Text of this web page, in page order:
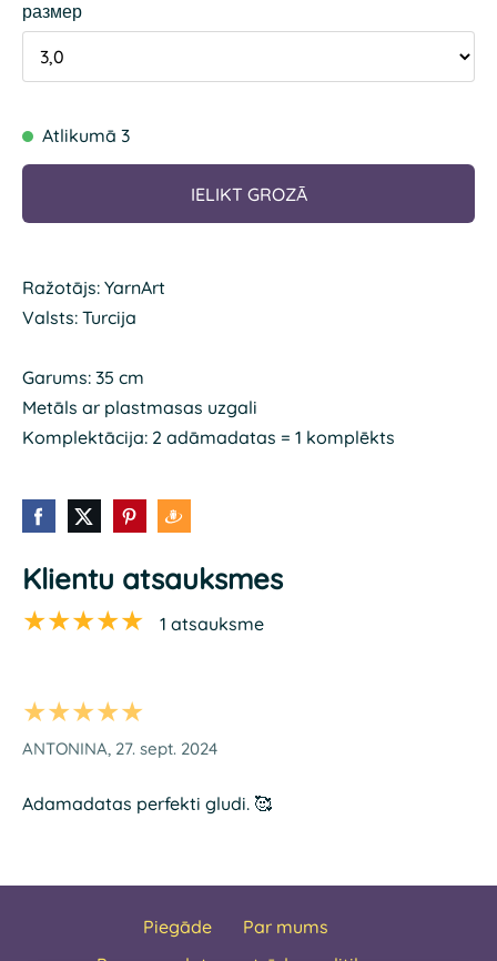
размер
Atlikumā 3
IELIKT GROZĀ
Ražotājs: YarnArt
Valsts: Turcija
Garums: 35 cm
Metāls ar plastmasas uzgali
Komplektācija: 2 adāmadatas = 1 komplēkts
Klientu atsauksmes
★★★★★ 1 atsauksme
★★★★★
ANTONINA, 27. sept. 2024
Adamadatas perfekti gludi. 🥰
Piegāde
Par mums